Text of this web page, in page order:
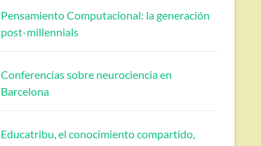
Pensamiento Computacional: la generación
post-millennials
Conferencias sobre neurociencia en
Barcelona
Educatribu, el conocimiento compartido,